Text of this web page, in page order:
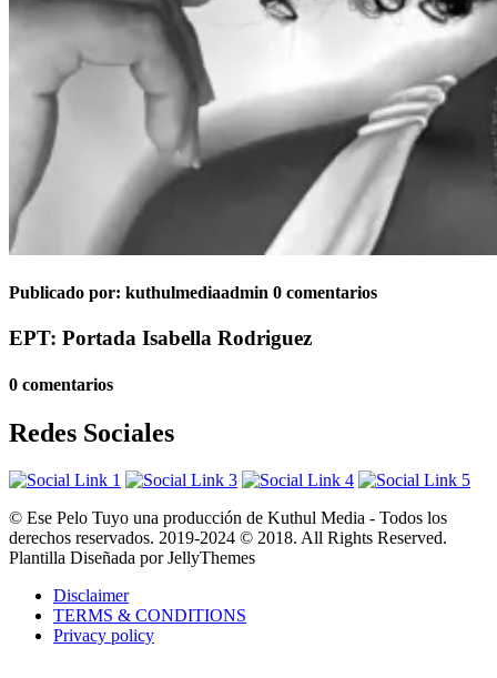
Publicado por: kuthulmediaadmin 0 comentarios
EPT: Portada Isabella Rodriguez
0 comentarios
Redes Sociales
© Ese Pelo Tuyo una producción de Kuthul Media - Todos los
derechos reservados. 2019-2024 © 2018. All Rights Reserved.
Plantilla Diseñada por JellyThemes
Disclaimer
TERMS & CONDITIONS
Privacy policy